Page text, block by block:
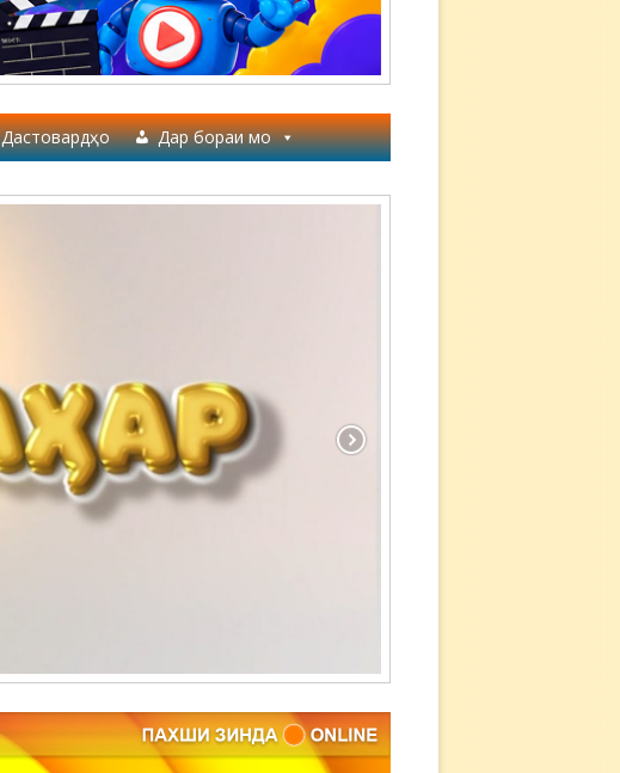
Дастовардҳо Дар бораи мо